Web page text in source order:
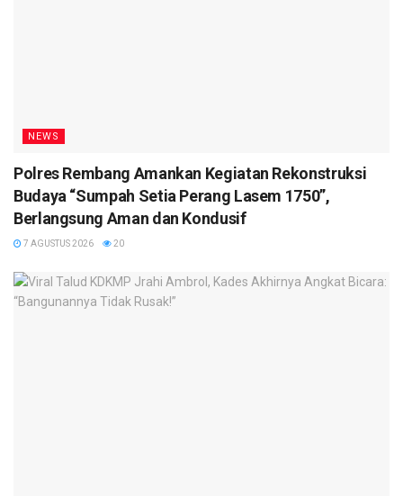
NEWS
Polres Rembang Amankan Kegiatan Rekonstruksi
Budaya “Sumpah Setia Perang Lasem 1750”,
Berlangsung Aman dan Kondusif
7 AGUSTUS 2026 20